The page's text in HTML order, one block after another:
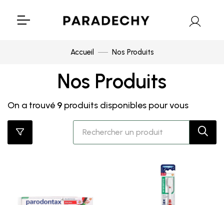
Accueil Nos Produits
Nos Produits
On a trouvé 9 produits disponibles pour vous